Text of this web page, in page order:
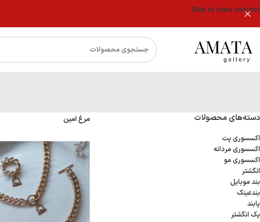
Skip to main content
دسته‌های محصولات
اکسسوری پت
اکسسوری مردانه
اکسسوری مو
انگشتر
بند موبایل
بندعینک
پابند
پک انگشتر
مرغ امین